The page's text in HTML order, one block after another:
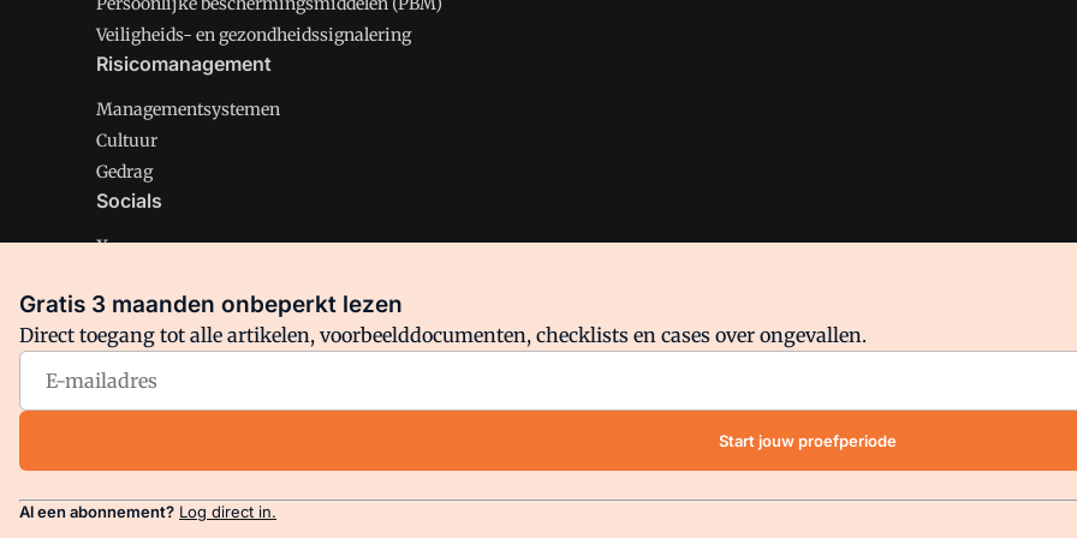
Veiligheids- en gezondheidssignalering
Risicomanagement
Managementsystemen
Cultuur
Gedrag
Socials
X
Facebook
Arbo is onderdeel van VMN media. Lees inons manifestwaar VMN media voor staat. Op gebruik van deze site zijn de
Gratis 3 maanden onbeperkt lezen
Direct toegang tot alle artikelen, voorbeelddocumenten, checklists en cases over ongevallen.
Start jouw proefperiode
Al een abonnement? Log direct in.